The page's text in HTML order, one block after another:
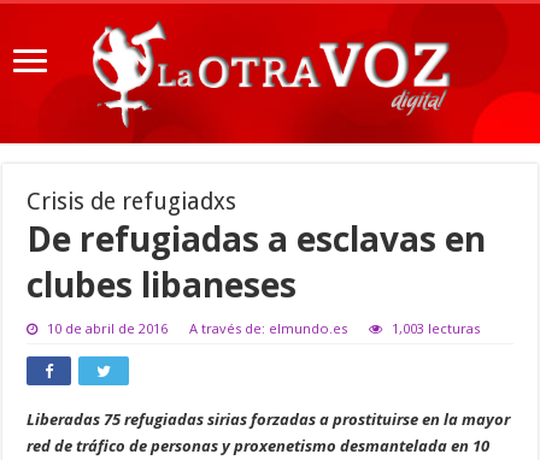
Crisis de refugiadxs
De refugiadas a esclavas en
clubes libaneses
10 de abril de 2016 A través de: elmundo.es 1,003 lecturas
Liberadas 75 refugiadas sirias forzadas a prostituirse en la mayor
red de tráfico de personas y proxenetismo desmantelada en 10